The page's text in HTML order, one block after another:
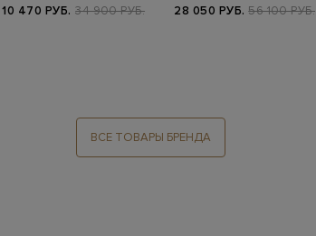
10 470 РУБ. 34 900 РУБ. 28 050 РУБ. 56 100 РУБ.
ВСЕ ТОВАРЫ БРЕНДА